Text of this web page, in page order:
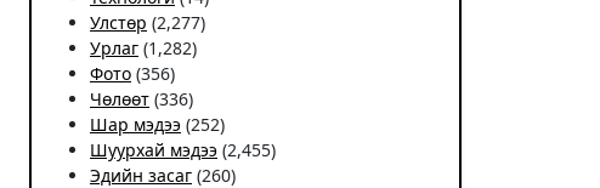
Улстөр (2,277)
Урлаг (1,282)
Фото (356)
Чѳлѳѳт (336)
Шар мэдээ (252)
Шуурхай мэдээ (2,455)
Эдийн засаг (260)